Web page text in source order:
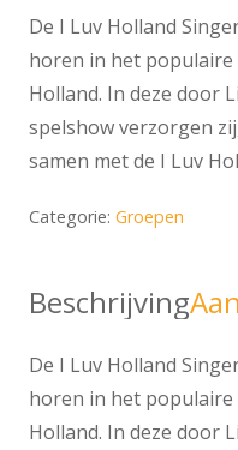
De I Luv Holland
horen in het
Holland. In deze door
spelshow verzorgen
samen met de I Luv
Categorie: Groepen
Beschrijving
De I Luv Holland
horen in het
Holland. In deze door